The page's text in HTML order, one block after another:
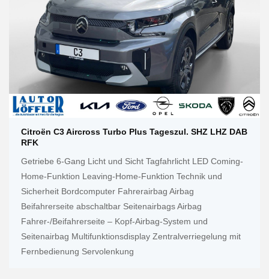
Citroën C3 Aircross Turbo Plus Tageszul. SHZ LHZ DAB
RFK
Getriebe 6-Gang Licht und Sicht Tagfahrlicht LED Coming-
Home-Funktion Leaving-Home-Funktion Technik und
Sicherheit Bordcomputer Fahrerairbag Airbag
Beifahrerseite abschaltbar Seitenairbags Airbag
Fahrer-/Beifahrerseite – Kopf-Airbag-System und
Seitenairbag Multifunktionsdisplay Zentralverriegelung mit
Fernbedienung Servolenkung